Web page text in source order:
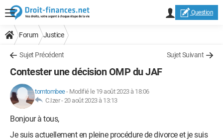
Question
Forum Justice
Sujet Précédent Sujet Suivant
Contester une décision OMP du JAF
tomtombee- Modifié le 19 août 2023 à 18:06
C.Izer -20 août 2023 à 13:13
Bonjour à tous,
Je suis actuellement en pleine procédure de divorce et je suis